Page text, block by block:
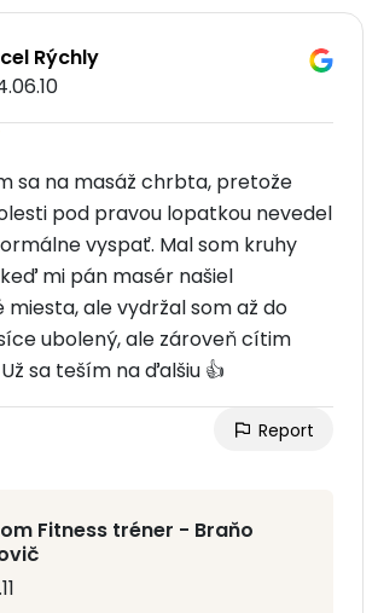
Rýchly
sa na masáž chrbta, pretože
pod pravou lopatkou nevedel
vyspať. Mal som kruhy
mi pán masér našiel
ale vydržal som až do
ubolený, ale zároveň cítim
sa teším na ďalšiu 👍
Report
Fitness tréner - Braňo